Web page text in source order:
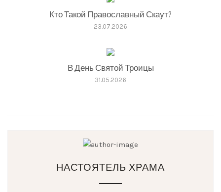
Кто Такой Православный Скаут?
23.07.2026
В День Святой Троицы
31.05.2026
НАСТОЯТЕЛЬ ХРАМА